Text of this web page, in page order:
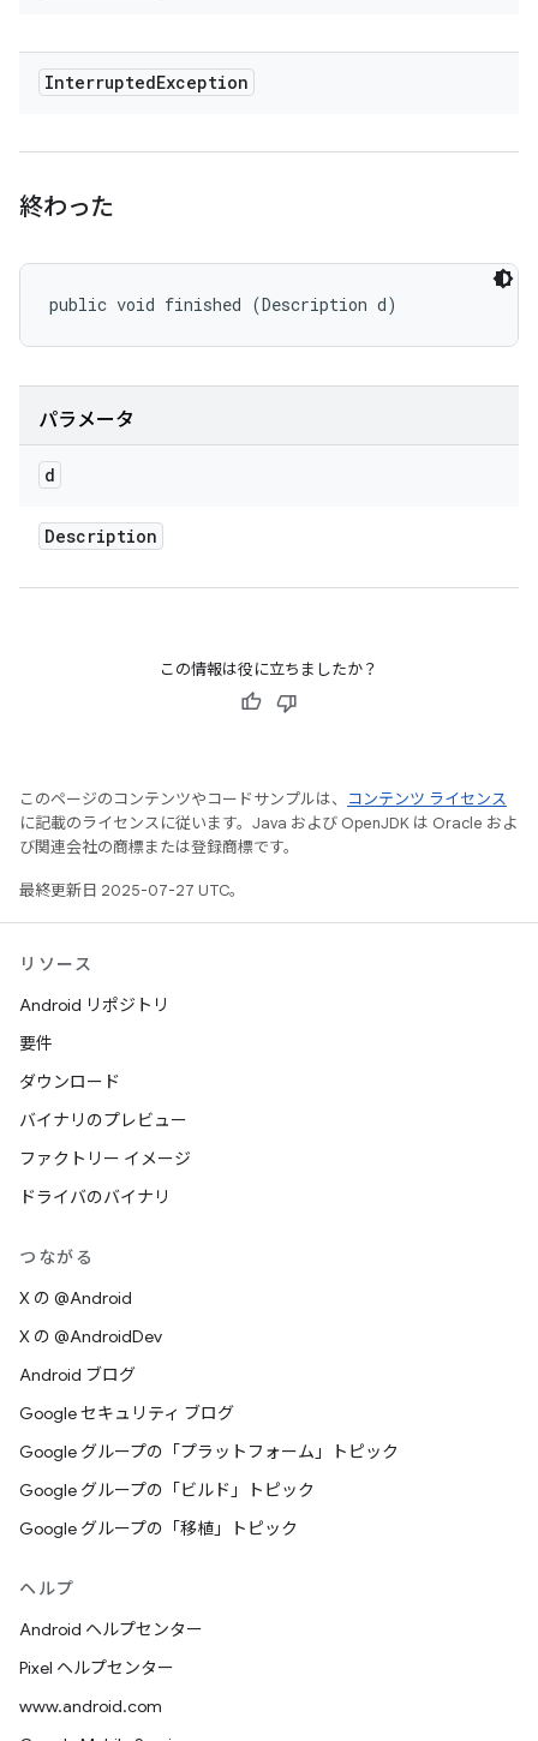
InterruptedException
終わった
public void finished (Description d)
パラメータ
d
Description
この情報は役に立ちましたか？
このページのコンテンツやコードサンプルは、
コンテンツ ライセンス
に記載のライセンスに従います。Java および OpenJDK は Oracle およ
び関連会社の商標または登録商標です。
最終更新日 2025-07-27 UTC。
リソース
Android リポジトリ
要件
ダウンロード
バイナリのプレビュー
ファクトリー イメージ
ドライバのバイナリ
つながる
X の @Android
X の @AndroidDev
Android ブログ
Google セキュリティ ブログ
Google グループの「プラットフォーム」トピック
Google グループの「ビルド」トピック
Google グループの「移植」トピック
ヘルプ
Android ヘルプセンター
Pixel ヘルプセンター
www.android.com